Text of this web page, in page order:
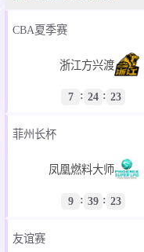
CBA夏季赛
浙江方兴渡
7 : 24 : 23
菲州长杯
凤凰燃料大师
9 : 39 : 23
友谊赛